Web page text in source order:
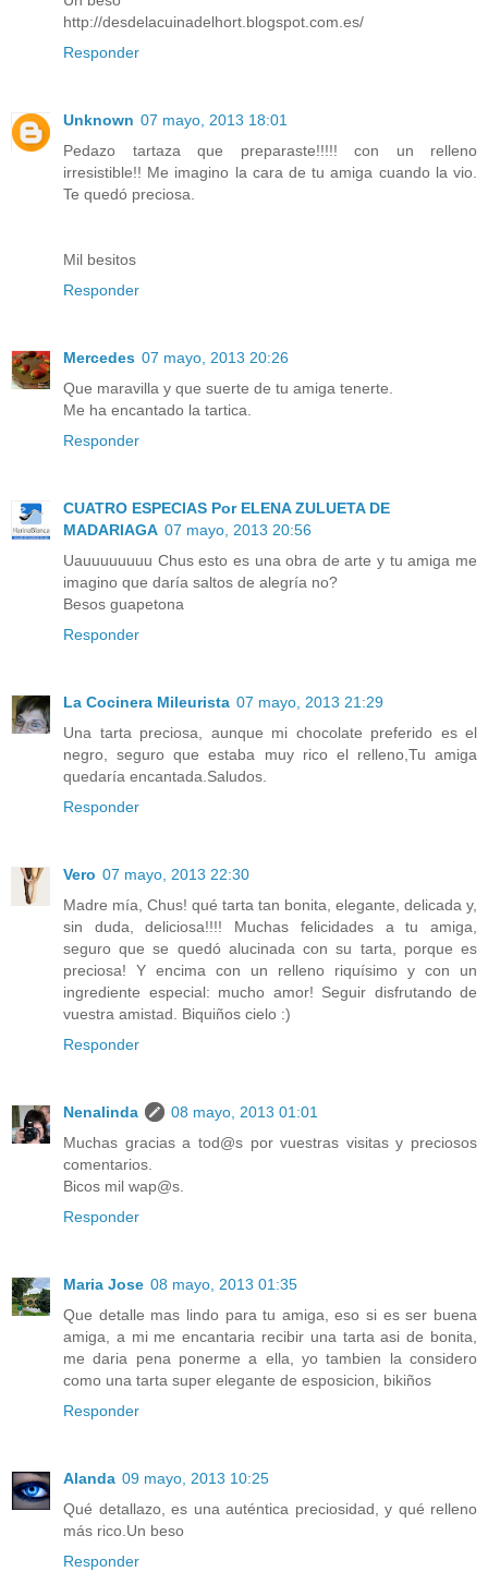
http://desdelacuinadelhort.blogspot.com.es/
Responder
Unknown 07 mayo, 2013 18:01
Pedazo tartaza que preparaste!!!!! con un relleno
irresistible!! Me imagino la cara de tu amiga cuando la vio.
Te quedó preciosa.
Mil besitos
Responder
Mercedes 07 mayo, 2013 20:26
Que maravilla y que suerte de tu amiga tenerte.
Me ha encantado la tartica.
Responder
CUATRO ESPECIAS Por ELENA ZULUETA DE
MADARIAGA 07 mayo, 2013 20:56
Uauuuuuuuu Chus esto es una obra de arte y tu amiga me
imagino que daría saltos de alegría no?
Besos guapetona
Responder
La Cocinera Mileurista 07 mayo, 2013 21:29
Una tarta preciosa, aunque mi chocolate preferido es el
negro, seguro que estaba muy rico el relleno,Tu amiga
quedaría encantada.Saludos.
Responder
Vero 07 mayo, 2013 22:30
Madre mía, Chus! qué tarta tan bonita, elegante, delicada y,
sin duda, deliciosa!!!! Muchas felicidades a tu amiga,
seguro que se quedó alucinada con su tarta, porque es
preciosa! Y encima con un relleno riquísimo y con un
ingrediente especial: mucho amor! Seguir disfrutando de
vuestra amistad. Biquiños cielo :)
Responder
Nenalinda
08 mayo, 2013 01:01
Muchas gracias a tod@s por vuestras visitas y preciosos
comentarios.
Bicos mil wap@s.
Responder
Maria Jose 08 mayo, 2013 01:35
Que detalle mas lindo para tu amiga, eso si es ser buena
amiga, a mi me encantaria recibir una tarta asi de bonita,
me daria pena ponerme a ella, yo tambien la considero
como una tarta super elegante de esposicion, bikiños
Responder
Alanda 09 mayo, 2013 10:25
Qué detallazo, es una auténtica preciosidad, y qué relleno
más rico.Un beso
Responder